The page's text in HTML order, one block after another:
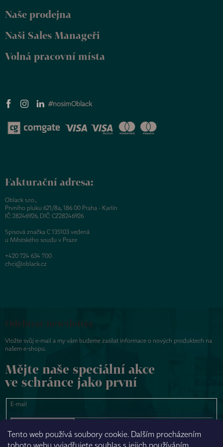
Tento web používá soubory cookie. Dalším procházením
Naše prodejna
Naši Sales Manageři
Volná pracovní místa
#nosimOblack
Fakturační adresa:
Oblack s.r.o.,
Prvního pluku 621/8a, 186 00 Praha - Karlín
IČ: 28246926, DIČ: CZ28246926
Spisová značka C 135103 vedená
u Městského soudu v Praze
+420 724 634 700
chci@oblack.cz
Odebírat newsletter
Vložte svůj e-mail a my vám budeme zasílat informace o nových produktech na
našem e-shopu.
Mějte naše speciální akce
ve schránce jako první
E-mail